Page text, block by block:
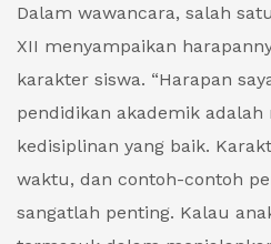
Dalam wawancara, salah
XII menyampaikan
karakter siswa. “Harapan
pendidikan akademik
kedisiplinan yang baik.
waktu, dan contoh-contoh
sangatlah penting. Kalau